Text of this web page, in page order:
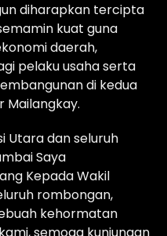
diharapkan tercipta
kuat guna
daerah,
pelaku usaha serta
di kedua
Mailangkay.
Utara dan seluruh
Saya
Kepada Wakil
rombongan,
kehormatan